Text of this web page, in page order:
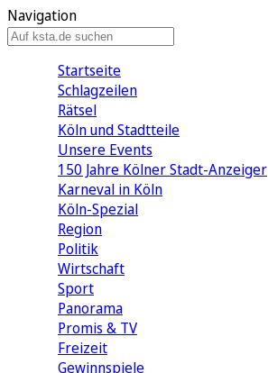
Navigation
Startseite
Schlagzeilen
Rätsel
Köln und Stadtteile
Unsere Events
150 Jahre Kölner Stadt-Anzeiger
Karneval in Köln
Köln-Spezial
Region
Politik
Wirtschaft
Sport
Panorama
Promis & TV
Freizeit
Gewinnspiele